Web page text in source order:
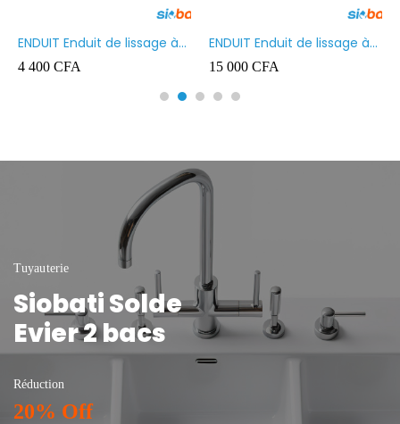
ENDUIT Enduit de lissage à
base d’émulsion en phase
aqueuse 5kg
4 400 CFA
ENDUIT Enduit de lissage à
base d’émulsion en phase
aqueuse 20kg
15 000 CFA
Tuyauterie
Siobati Solde
Evier 2 bacs
Réduction
20% Off